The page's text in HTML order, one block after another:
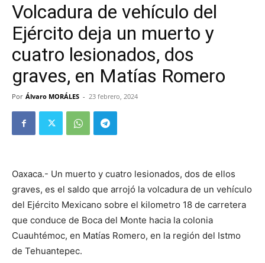
Volcadura de vehículo del
Ejército deja un muerto y
cuatro lesionados, dos
graves, en Matías Romero
Por Álvaro MORÁLES - 23 febrero, 2024
Oaxaca.- Un muerto y cuatro lesionados, dos de ellos
graves, es el saldo que arrojó la volcadura de un vehículo
del Ejército Mexicano sobre el kilometro 18 de carretera
que conduce de Boca del Monte hacia la colonia
Cuauhtémoc, en Matías Romero, en la región del Istmo
de Tehuantepec.